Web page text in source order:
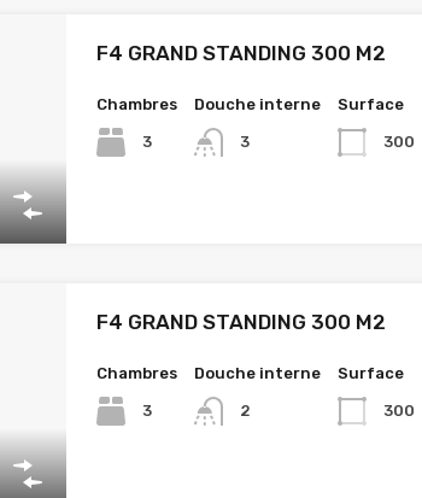
F4 GRAND STANDING 300 M2
Chambres
3
Douche interne
3
Surface
300
F4 GRAND STANDING 300 M2
Chambres
3
Douche interne
2
Surface
300